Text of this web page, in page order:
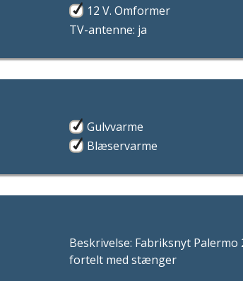
12 V. Omformer
TV-antenne: ja
Gulvvarme
Blæservarme
Beskrivelse: Fabriksnyt Palermo
fortelt med stænger